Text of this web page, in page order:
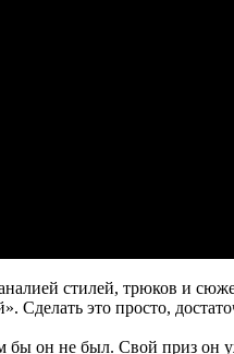
стилей, трюков и
Сделать это просто,
бы он не был. Свой приз он